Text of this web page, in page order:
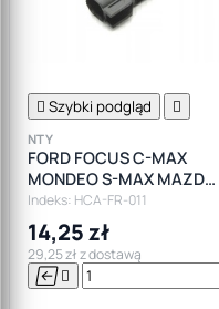
 Szybki podgląd 
NTY
FORD FOCUS C-MAX
MONDEO S-MAX MAZDA
3 VOLVO V50 CZUJNIK
ABS PRZÓD L/P
Indeks: HCA-FR-011
14,25 zł
29,25 zł z dostawą
 